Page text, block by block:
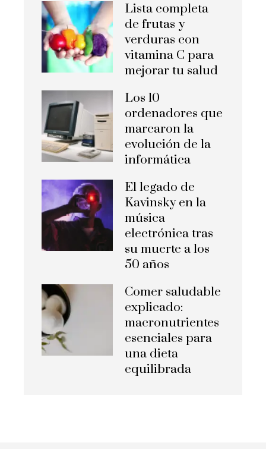
Lista completa
de frutas y
verduras con
vitamina C para
mejorar tu salud
Los 10
ordenadores que
marcaron la
evolución de la
informática
El legado de
Kavinsky en la
música
electrónica tras
su muerte a los
50 años
Comer saludable
explicado:
macronutrientes
esenciales para
una dieta
equilibrada